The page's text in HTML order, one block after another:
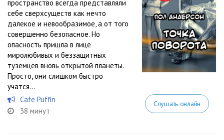
пространство всегда представляли
себе сверхсуществ как нечто
далекое и невообразимое, а от того
совершенно безопасное. Но
опасность пришла в лице
миролюбивых и беззащитных
туземцев вновь открытой планеты.
Просто, они слишком быстро
учатся…
Cafe Puffin
38 минут
Слушать онлайн